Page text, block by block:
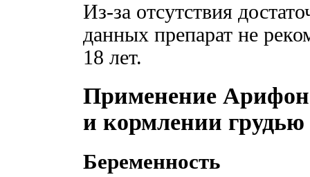
Из-за отсутствия
данных препарат не
18 лет.
Применение Арифон
и кормлении грудью
Беременность